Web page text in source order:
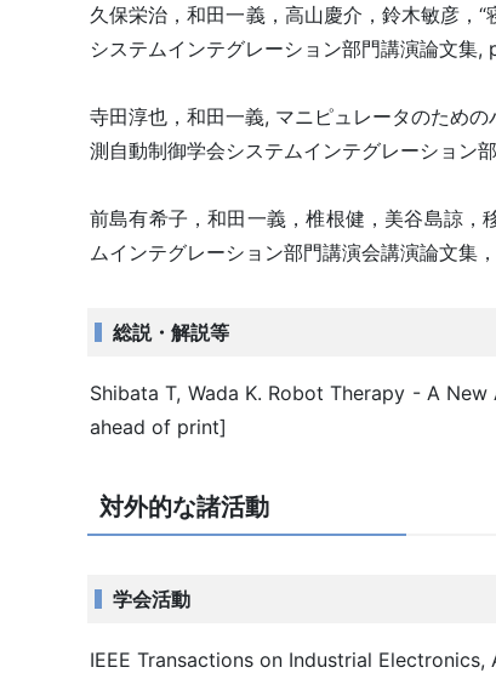
久保栄治，和田一義，高山慶介，鈴木敏彦，
システムインテグレーション部門講演論文集,
寺田淳也，和田一義, マニピュレータのため
測自動制御学会システムインテグレーション
前島有希子，和田一義，椎根健，美谷島諒，
ムインテグレーション部門講演会講演論文集
総説・解説等
Shibata T, Wada K. Robot Therapy - A
ahead of print]
対外的な諸活動
学会活動
IEEE Transactions on Industrial